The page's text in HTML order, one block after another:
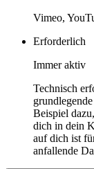
Vimeo,
Erforderlich
Immer aktiv
Technisch
Beispiel
dich in dein
auf dich ist
anfallende